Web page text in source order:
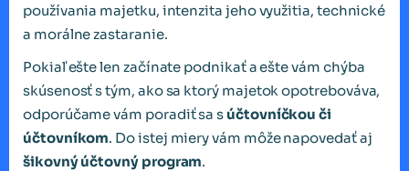
používania majetku, intenzita jeho využitia, technické
a morálne zastaranie.
Pokiaľ ešte len začínate podnikať a ešte vám chýba
skúsenosť s tým, ako sa ktorý majetok opotrebováva,
odporúčame vám poradiť sa s účtovníčkou či
účtovníkom. Do istej miery vám môže napovedať aj
šikovný účtovný program.